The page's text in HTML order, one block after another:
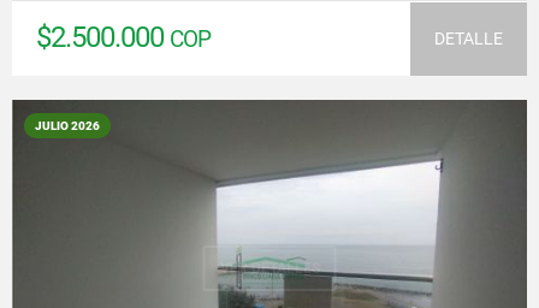
$2.500.000 COP DETALLE
JULIO 2026
VER DETALLES